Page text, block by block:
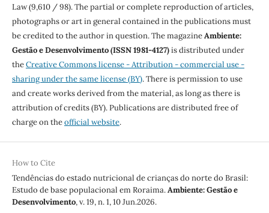
Law (9,610 / 98). The partial or complete reproduction of articles,
photographs or art in general contained in the publications must
be credited to the author in question. The magazineAmbiente:
Gestão e Desenvolvimento (ISSN 1981-4127)is distributed under
theCreative Commons license - Attribution - commercial use -
sharing under the same license (BY). There is permission to use
and create works derived from the material, as long as there is
attribution of credits (BY). Publications are distributed free of
charge on theofficial website.
How to Cite
Tendências do estado nutricional de crianças do norte do Brasil:
Estudo de base populacional em Roraima.Ambiente: Gestão e
Desenvolvimento, v. 19, n. 1, 10 Jun.2026.